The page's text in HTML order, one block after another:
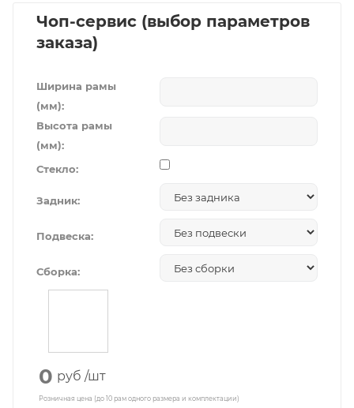
Чоп-сервис (выбор параметров
заказа)
Ширина рамы
(мм):
Высота рамы
(мм):
Стекло:
Задник:
Подвеска:
Сборка:
0 руб /шт
Розничная цена (до 10 рам одного размера и комплектации)